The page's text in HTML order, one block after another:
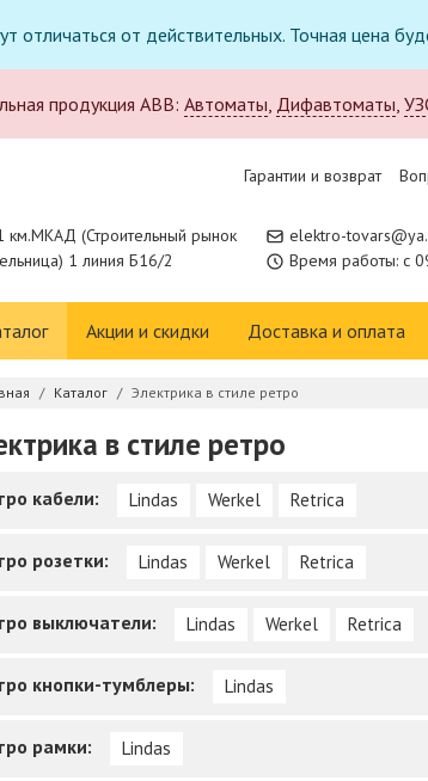
отличаться от действительных. Точная цена
продукция ABB: Автоматы, Дифавтоматы,
Гарантии и возврат
км.МКАД (Строительный рынок
1 линия Б16/2
elektro-
Время работы: с
Акции и скидки Доставка и оплата
Каталог Электрика в стиле ретро
в стиле ретро
кабели: Lindas Werkel Retrica
розетки: Lindas Werkel Retrica
выключатели: Lindas Werkel Retrica
кнопки-тумблеры: Lindas
рамки: Lindas